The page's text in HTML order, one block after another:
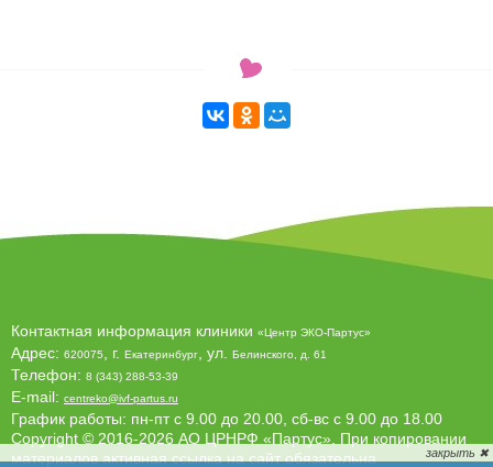
Контактная информация клиники «Центр ЭКО-Партус»
Адрес: 620075 , г. Екатеринбург , ул. Белинского, д. 61
Телефон: 8 (343) 288-53-39
E-mail: centreko@ivf-partus.ru
График работы: пн-пт с 9.00 до 20.00, сб-вс с 9.00 до 18.00
Copyright © 2016-2026 АО ЦРНРФ «Партус». При копировании
материалов активная ссылка на сайт обязательна